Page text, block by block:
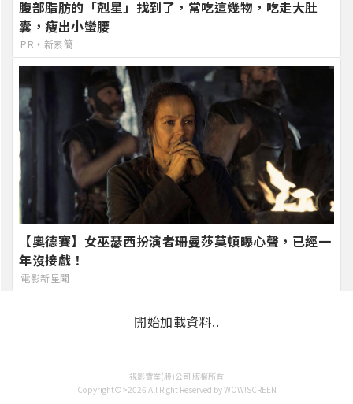
腹部脂肪的「剋星」找到了，常吃這幾物，吃走大肚
囊，瘦出小蠻腰
PR・新素簡
【奧德賽】女巫瑟西扮演者珊曼莎莫頓曝心聲，已經一
年沒接戲！
電影新星聞
開始加載資料..
視影實業(股)公司 版權所有
Copyright©>2026 All Right Reserved by WOW!SCREEN